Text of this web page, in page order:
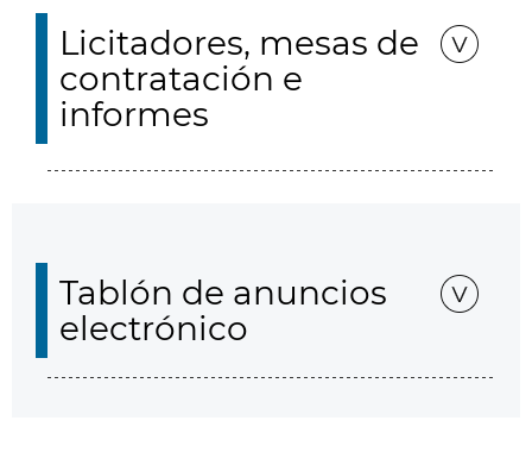
Licitadores, mesas de
contratación e
informes
Tablón de anuncios
electrónico